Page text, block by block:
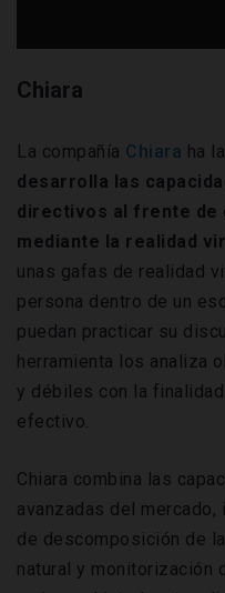
Chiara
La compañía Chiara ha
desarrolla las
directivos al frente de
mediante la realidad
unas gafas de realidad
persona dentro de un
puedan practicar su
herramienta los analiza
y débiles con la
efectivo.
Chiara combina las
avanzadas del
de descomposición de
natural y monitorización